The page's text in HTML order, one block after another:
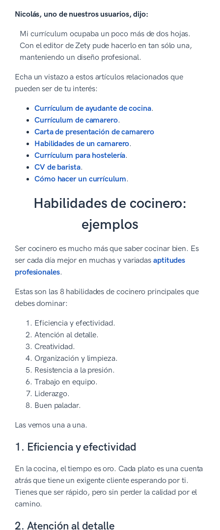
Nicolás, uno de nuestros usuarios, dijo:
Mi currículum ocupaba un poco más de dos hojas.
Con el editor de Zety pude hacerlo en tan sólo una,
manteniendo un diseño profesional.
Echa un vistazo a estos artículos relacionados que
pueden ser de tu interés:
Currículum de ayudante de cocina.
Currículum de camarero.
Carta de presentación de camarero
Habilidades de un camarero.
Currículum para hostelería.
CV de barista.
Cómo hacer un currículum.
Habilidades de cocinero:
ejemplos
Ser cocinero es mucho más que saber cocinar bien. Es
ser cada día mejor en muchas y variadas aptitudes
profesionales.
Estas son las 8 habilidades de cocinero principales que
debes dominar:
Eficiencia y efectividad.
Atención al detalle.
Creatividad.
Organización y limpieza.
Resistencia a la presión.
Trabajo en equipo.
Liderazgo.
Buen paladar.
Las vemos una a una.
1. Eficiencia y efectividad
En la cocina, el tiempo es oro. Cada plato es una cuenta
atrás que tiene un exigente cliente esperando por ti.
Tienes que ser rápido, pero sin perder la calidad por el
camino.
2. Atención al detalle